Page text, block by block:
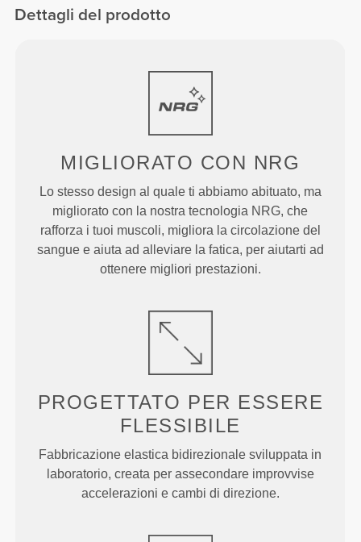
Dettagli del prodotto
MIGLIORATO CON NRG
Lo stesso design al quale ti abbiamo abituato, ma
migliorato con la nostra tecnologia NRG, che
rafforza i tuoi muscoli, migliora la circolazione del
sangue e aiuta ad alleviare la fatica, per aiutarti ad
ottenere migliori prestazioni.
PROGETTATO PER ESSERE
FLESSIBILE
Fabbricazione elastica bidirezionale sviluppata in
laboratorio, creata per assecondare improvvise
accelerazioni e cambi di direzione.